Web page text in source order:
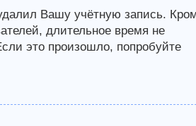
Вашу учётную запись.
длительное время не
это произошло, попробуйте